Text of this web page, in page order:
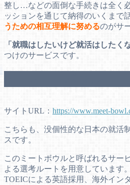
整し…などの面倒な手続きは全く
ッションを通じて納得のいくまで
うための相互理解に努めるのがサ
「就職はしたいけど就活はしたく
つけのサービスです。
サイトURL： https://www.meet-
こちらも、没個性的な日本の就活
スです。
このミートボウルと呼ばれるサー
よる選考ルートを用意しています。
TOEICによる英語採用、海外イン